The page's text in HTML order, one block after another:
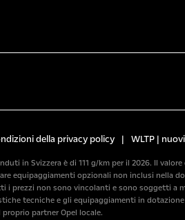
della privacy policy | WLTP |
in Svizzera è di 111 g/km per il 2026. Il
equipaggiamenti opzionali non inclusi
prezzi non sono vincolanti e sono soggetti
tecniche e gli equipaggiamenti in
partner Opel locale.